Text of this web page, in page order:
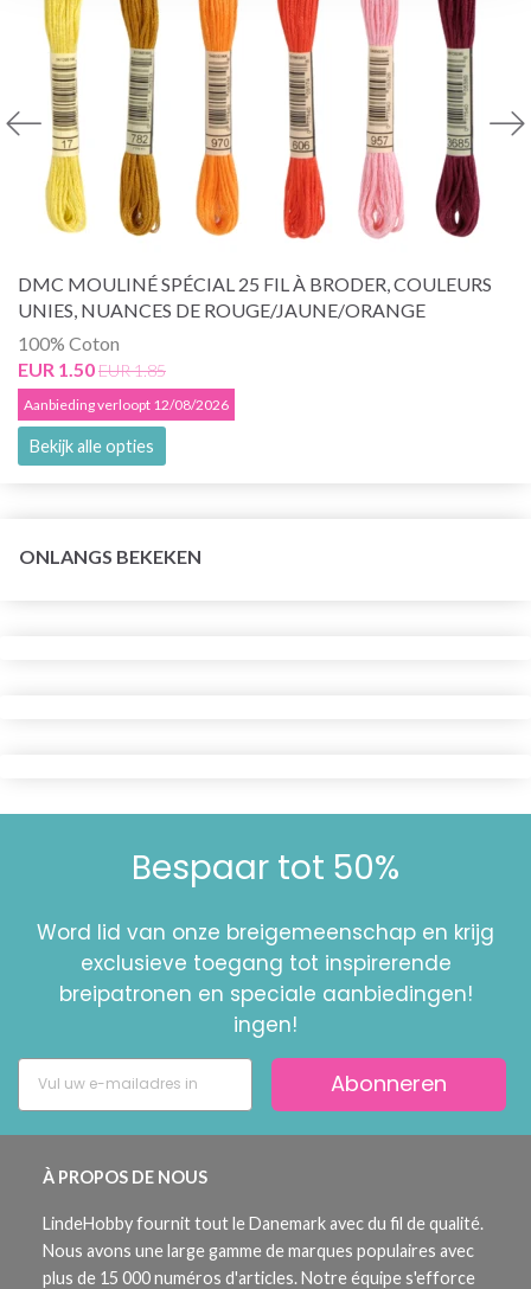
DMC MOULINÉ SPÉCIAL 25 FIL À BRODER, COULEURS
UNIES, NUANCES DE ROUGE/JAUNE/ORANGE
100% Coton
EUR 1.50EUR 1.85
Aanbieding verloopt 12/08/2026
Bekijk alle opties
ONLANGS BEKEKEN
Bespaar tot 50%
Word lid van onze breigemeenschap en krijg
exclusieve toegang tot inspirerende
breipatronen en speciale aanbiedingen!
ingen!
Abonneren
À PROPOS DE NOUS
LindeHobby fournit tout le Danemark avec du fil de qualité.
Nous avons une large gamme de marques populaires avec
plus de 15 000 numéros d'articles. Notre équipe s'efforce